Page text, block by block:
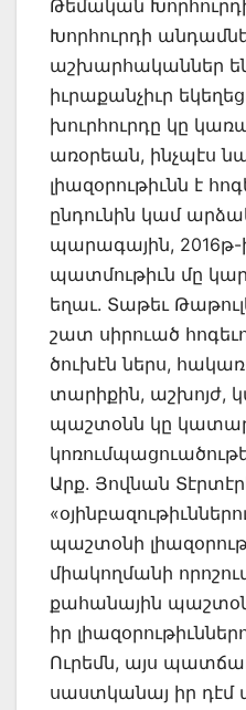
Թեմական
Խորհուրդի
աշխարհականներ
իւրաքանչիւր
խուրհուրդը կը
առօրեան, ինչպէս
լիազօրութիւնն է
ընդունին կամ
պարագային,
պատմութիւն մը
եղաւ. Տաթեւ
շատ սիրուած
ծուխէն ներս,
տարիքին, աշխոյժ,
պաշտօնն կը
Արք. Յովնան
պաշտօնի
միակողմանի
քահանային
իր
Ուրեմն, այս
սաստկանայ իր դէմ